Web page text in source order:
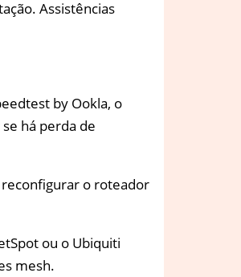
Assistências
by Ookla, o
há perda de
reconfigurar o roteador
ou o Ubiquiti
mesh.